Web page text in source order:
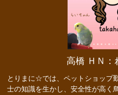
高橋 ＨＮ：
とりまに☆では、ペットショップ
士の知識を生かし、安全性が高く